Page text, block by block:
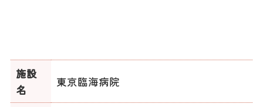
施設
名
東京臨海病院